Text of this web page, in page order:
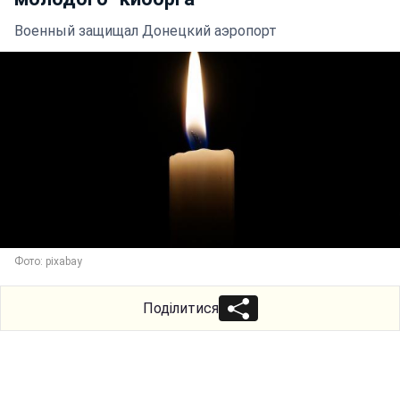
Военный защищал Донецкий аэропорт
Фото: pixabay
Поділитися